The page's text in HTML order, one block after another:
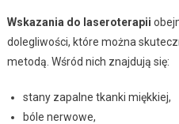
Wskazania do laseroterapii
dolegliwości, które można
metodą. Wśród nich znajdują się:
stany zapalne tkanki miękkiej,
bóle nerwowe,